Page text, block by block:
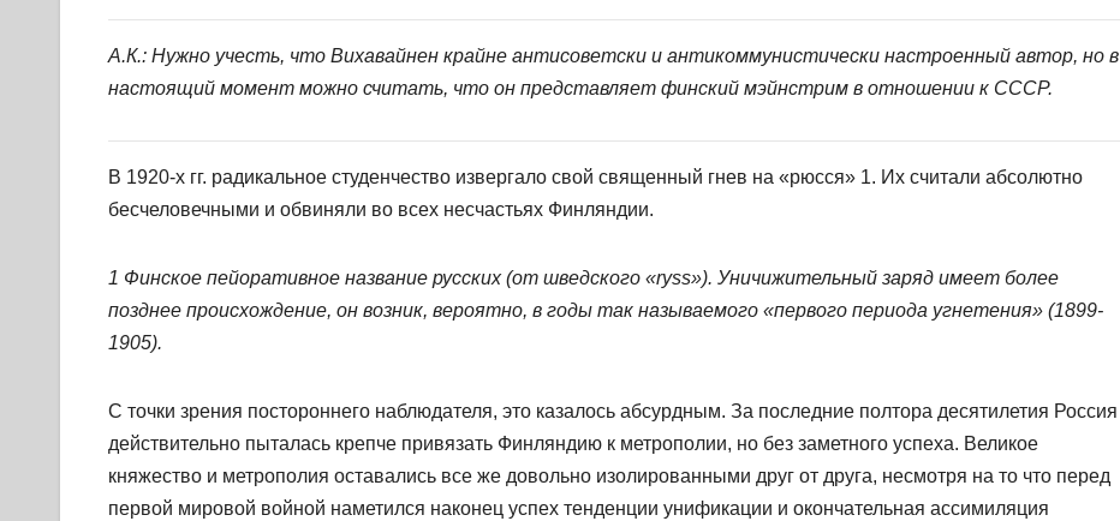
А.К.: Нужно учесть, что Вихавайнен крайне антисоветски и антикоммунистически настроенный автор, но в
настоящий момент можно считать, что он представляет финский мэйнстрим в отношении к СССР.
В 1920-х гг. радикальное студенчество извергало свой священный гнев на «рюсся» 1. Их считали абсолютно
бесчеловечными и обвиняли во всех несчастьях Финляндии.
1 Финское пейоративное название русских (от шведского «ryss»). Уничижительный заряд имеет более
позднее происхождение, он возник, вероятно, в годы так называемого «первого периода угнетения» (1899-
1905).
С точки зрения постороннего наблюдателя, это казалось абсурдным. За последние полтора десятилетия Россия
действительно пыталась крепче привязать Финляндию к метрополии, но без заметного успеха. Великое
княжество и метрополия оставались все же довольно изолированными друг от друга, несмотря на то что перед
первой мировой войной наметился наконец успех тенденции унификации и окончательная ассимиляция